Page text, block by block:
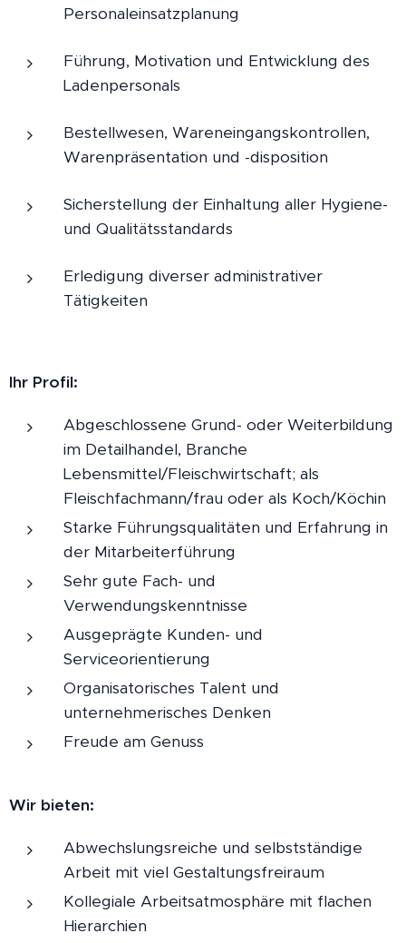
Personaleinsatzplanung
Führung, Motivation und Entwicklung des
Ladenpersonals
Bestellwesen, Wareneingangskontrollen,
Warenpräsentation und -disposition
Sicherstellung der Einhaltung aller Hygiene-
und Qualitätsstandards
Erledigung diverser administrativer
Tätigkeiten
Ihr Profil:
Abgeschlossene Grund- oder Weiterbildung
im Detailhandel, Branche
Lebensmittel/Fleischwirtschaft; als
Fleischfachmann/frau oder als Koch/Köchin
Starke Führungsqualitäten und Erfahrung in
der Mitarbeiterführung
Sehr gute Fach- und
Verwendungskenntnisse
Ausgeprägte Kunden- und
Serviceorientierung
Organisatorisches Talent und
unternehmerisches Denken
Freude am Genuss
Wir bieten:
Abwechslungsreiche und selbstständige
Arbeit mit viel Gestaltungsfreiraum
Kollegiale Arbeitsatmosphäre mit flachen
Hierarchien